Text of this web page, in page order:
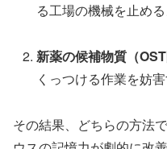
る工場の機械を止める
新薬の候補物質（
くっつける作業を妨害
その結果、どちらの方法